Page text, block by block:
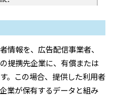
情報を、広告配信事業者、
提携先企業に、有償または
。この場合、提供した利用者
業が保有するデータと組み